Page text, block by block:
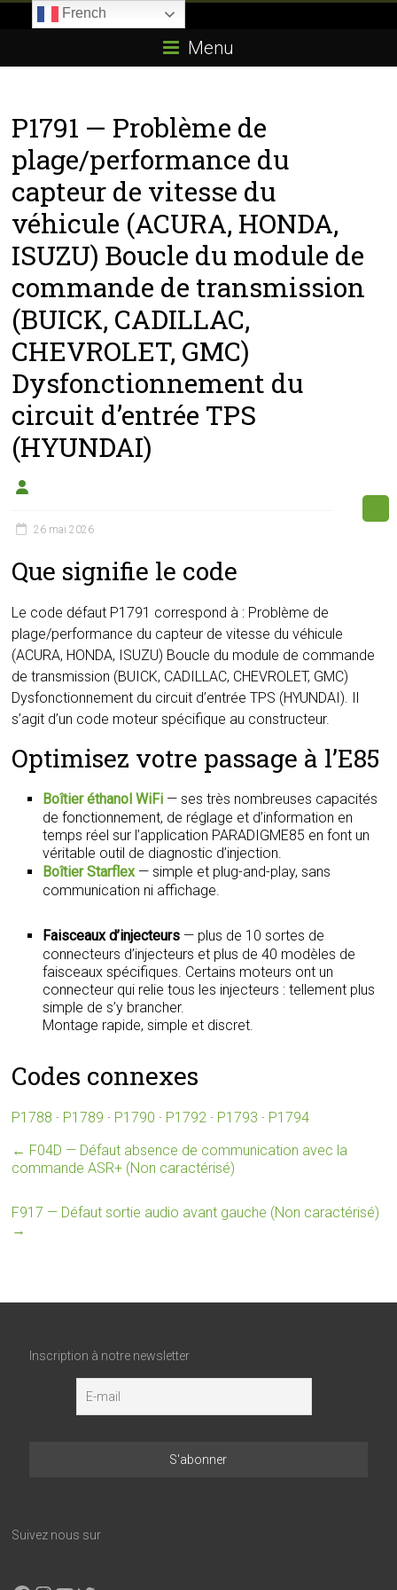
E85.com
passion
boîtier
éthanol
Menu
P1791 — Problème de
plage/performance du
capteur de vitesse du
véhicule (ACURA, HONDA,
ISUZU) Boucle du module de
commande de transmission
(BUICK, CADILLAC,
CHEVROLET, GMC)
Dysfonctionnement du
circuit d’entrée TPS
(HYUNDAI)
26 mai 2026
Que signifie le code
Le code défaut P1791 correspond à : Problème de
plage/performance du capteur de vitesse du véhicule
(ACURA, HONDA, ISUZU) Boucle du module de commande
de transmission (BUICK, CADILLAC, CHEVROLET, GMC)
Dysfonctionnement du circuit d’entrée TPS (HYUNDAI). Il
s’agit d’un code moteur spécifique au constructeur.
Optimisez votre passage à l’E85
Boîtier éthanol WiFi — ses très nombreuses capacités
de fonctionnement, de réglage et d’information en
temps réel sur l’application PARADIGME85 en font un
véritable outil de diagnostic d’injection.
Boîtier Starflex— simple et plug-and-play, sans
communication ni affichage.
Faisceaux d’injecteurs — plus de 10 sortes de
connecteurs d’injecteurs et plus de 40 modèles de
faisceaux spécifiques. Certains moteurs ont un
connecteur qui relie tous les injecteurs : tellement plus
simple de s’y brancher.
Montage rapide, simple et discret.
Codes connexes
P1788 · P1789 · P1790 · P1792 · P1793 · P1794
← F04D — Défaut absence de communication avec la
commande ASR+ (Non caractérisé)
F917 — Défaut sortie audio avant gauche (Non caractérisé)
→
Inscription à notre newsletter
Suivez nous sur
French